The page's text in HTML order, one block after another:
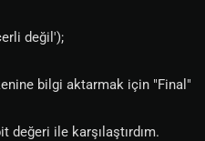
değil');
bilgi aktarmak için "Final"
ile karşılaştırdım.